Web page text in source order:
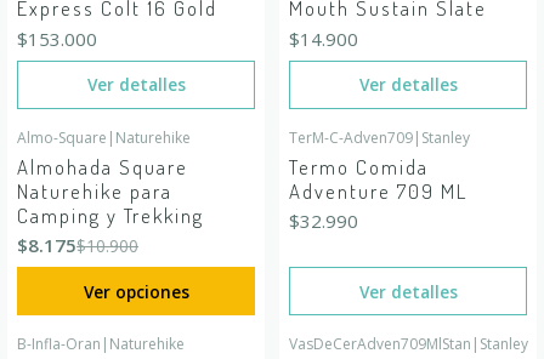
Express Colt 16 Gold
$153.000
Ver detalles
Mouth Sustain Slate
$14.900
Ver detalles
OFF
Almo-Square | Naturehike
Almohada Square
Naturehike para
Camping y Trekking
$8.175$10.900
Ver opciones
TerM-C-Adven709| Stanley
Termo Comida
Adventure 709 ML
$32.990
Ver detalles
B-Infla-Oran | Naturehike VasDeCerAdven709MlStan | Stanley